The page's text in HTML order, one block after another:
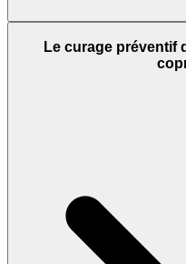
Le curage préventif